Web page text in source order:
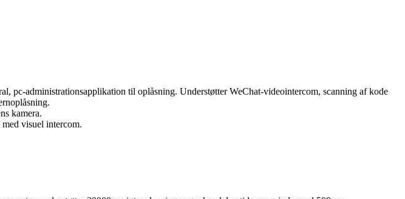
pc-administrationsapplikation til oplåsning. Understøtter WeChat-videointercom, scanning af kode
kamera.
visuel intercom.